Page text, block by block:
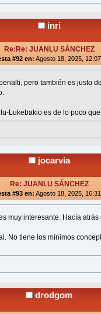
inri
Re:Re: JUANLU SÁNCHEZ
#92 en: Agosto 18, 2025,
pero también es justo
Lukebakio es de lo poco
jocarvia
Re: JUANLU SÁNCHEZ
#93 en: Agosto 18, 2025,
muy interesante. Hacía atrás
No tiene los mínimos
drodgom